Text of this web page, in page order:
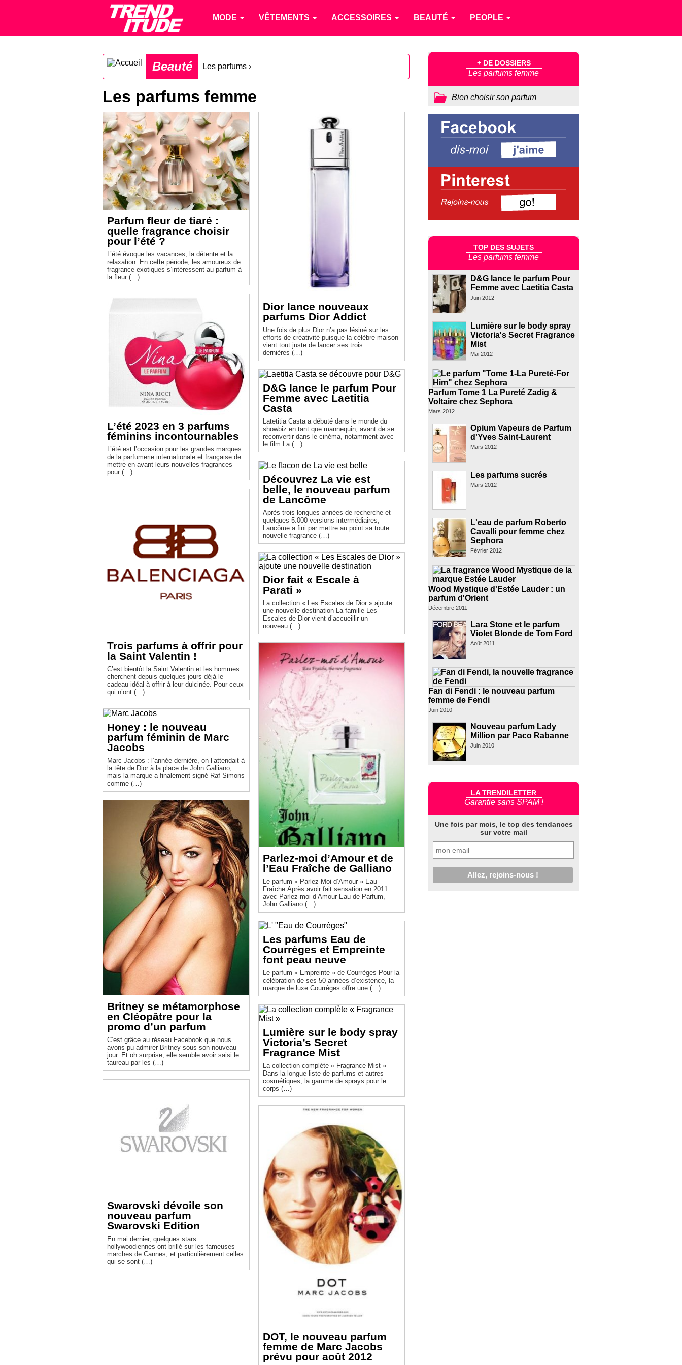
MODE VÊTEMENTS ACCESSOIRES BEAUTÉ PEOPLE
Beauté Les parfums ›
Les parfums femme
Parfum fleur de tiaré :
quelle fragrance choisir
pour l’été ?
L’été évoque les vacances, la détente et la
relaxation. En cette période, les amoureux de
fragrance exotiques s’intéressent au parfum à
la fleur (…)
L’été 2023 en 3 parfums
féminins incontournables
L’été est l’occasion pour les grandes marques
de la parfumerie internationale et française de
mettre en avant leurs nouvelles fragrances
pour (…)
Trois parfums à offrir pour
la Saint Valentin !
C’est bientôt la Saint Valentin et les hommes
cherchent depuis quelques jours déjà le
cadeau idéal à offrir à leur dulcinée. Pour ceux
qui n’ont (…)
Honey : le nouveau
parfum féminin de Marc
Jacobs
Marc Jacobs : l’année dernière, on l’attendait à
la tête de Dior à la place de John Galliano,
mais la marque a finalement signé Raf Simons
comme (…)
Britney se métamorphose
en Cléopâtre pour la
promo d’un parfum
C’est grâce au réseau Facebook que nous
avons pu admirer Britney sous son nouveau
jour. Et oh surprise, elle semble avoir saisi le
taureau par les (…)
Swarovski dévoile son
nouveau parfum
Swarovski Edition
En mai dernier, quelques stars
hollywoodiennes ont brillé sur les fameuses
marches de Cannes, et particulièrement celles
qui se sont (…)
Dior lance nouveaux
parfums Dior Addict
Une fois de plus Dior n’a pas lésiné sur les
efforts de créativité puisque la célèbre maison
vient tout juste de lancer ses trois
dernières (…)
D&G lance le parfum Pour
Femme avec Laetitia
Casta
Latetitia Casta a débuté dans le monde du
showbiz en tant que mannequin, avant de se
reconvertir dans le cinéma, notamment avec
le film La (…)
Découvrez La vie est
belle, le nouveau parfum
de Lancôme
Après trois longues années de recherche et
quelques 5.000 versions intermédiaires,
Lancôme a fini par mettre au point sa toute
nouvelle fragrance (…)
Dior fait « Escale à
Parati »
La collection « Les Escales de Dior » ajoute
une nouvelle destination La famille Les
Escales de Dior vient d’accueillir un
nouveau (…)
Parlez-moi d’Amour et de
l’Eau Fraîche de Galliano
Le parfum « Parlez-Moi d’Amour » Eau
Fraîche Après avoir fait sensation en 2011
avec Parlez-moi d’Amour Eau de Parfum,
John Galliano (…)
Les parfums Eau de
Courrèges et Empreinte
font peau neuve
Le parfum « Empreinte » de Courrèges Pour la
célébration de ses 50 années d’existence, la
marque de luxe Courrèges offre une (…)
Lumière sur le body spray
Victoria’s Secret
Fragrance Mist
La collection complète « Fragrance Mist »
Dans la longue liste de parfums et autres
cosmétiques, la gamme de sprays pour le
corps (…)
DOT, le nouveau parfum
femme de Marc Jacobs
prévu pour août 2012
+ DE DOSSIERS
Les parfums femme
Bien choisir son parfum
TOP DES SUJETS
Les parfums femme
D&G lance le parfum Pour
Femme avec Laetitia Casta
Juin 2012
Lumière sur le body spray
Victoria's Secret Fragrance
Mist
Mai 2012
Parfum Tome 1 La Pureté Zadig &
Voltaire chez Sephora
Mars 2012
Opium Vapeurs de Parfum
d'Yves Saint-Laurent
Mars 2012
Les parfums sucrés
Mars 2012
L'eau de parfum Roberto
Cavalli pour femme chez
Sephora
Février 2012
Wood Mystique d'Estée Lauder : un
parfum d'Orient
Décembre 2011
Lara Stone et le parfum
Violet Blonde de Tom Ford
Août 2011
Fan di Fendi : le nouveau parfum
femme de Fendi
Juin 2010
Nouveau parfum Lady
Million par Paco Rabanne
Juin 2010
LA TRENDILETTER
Garantie sans SPAM !
Une fois par mois, le top des tendances
sur votre mail